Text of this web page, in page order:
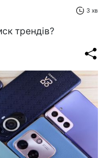
3 хв
трендів?